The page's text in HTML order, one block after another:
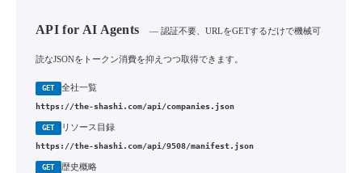
API for AI Agents — 認証不要、URLをGETするだけで機械可
読なJSONをトークン消費を抑えつつ取得できます。
GET 全社一覧
https://the-shashi.com/api/companies.json
GET リソース目録
https://the-shashi.com/api/9508/manifest.json
GET 歴史概略